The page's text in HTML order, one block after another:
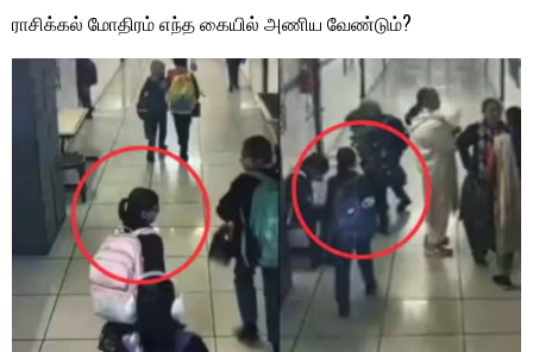
ராசிக்கல் மோதிரம் எந்த கையில் அணிய வேண்டும்?